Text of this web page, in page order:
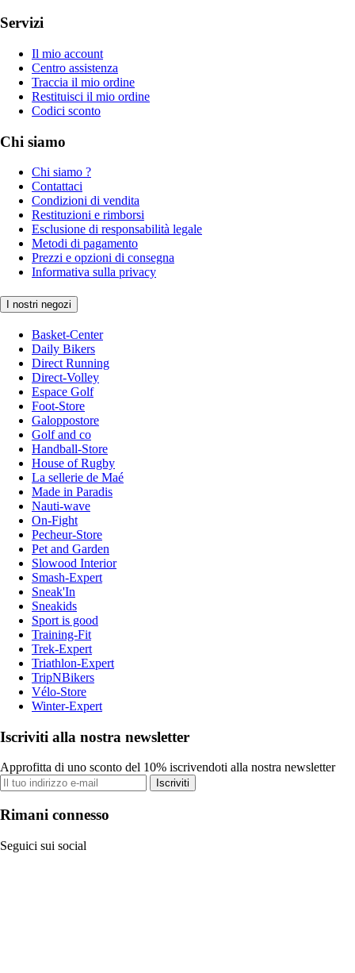
Servizi
Il mio account
Centro assistenza
Traccia il mio ordine
Restituisci il mio ordine
Codici sconto
Chi siamo
Chi siamo ?
Contattaci
Condizioni di vendita
Restituzioni e rimborsi
Esclusione di responsabilità legale
Metodi di pagamento
Prezzi e opzioni di consegna
Informativa sulla privacy
I nostri negozi
Basket-Center
Daily Bikers
Direct Running
Direct-Volley
Espace Golf
Foot-Store
Galoppostore
Golf and co
Handball-Store
House of Rugby
La sellerie de Maé
Made in Paradis
Nauti-wave
On-Fight
Pecheur-Store
Pet and Garden
Slowood Interior
Smash-Expert
Sneak'In
Sneakids
Sport is good
Training-Fit
Trek-Expert
Triathlon-Expert
TripNBikers
Vélo-Store
Winter-Expert
Iscriviti alla nostra newsletter
Approfitta di uno sconto del 10% iscrivendoti alla nostra newsletter
Iscriviti
Rimani connesso
Seguici sui social